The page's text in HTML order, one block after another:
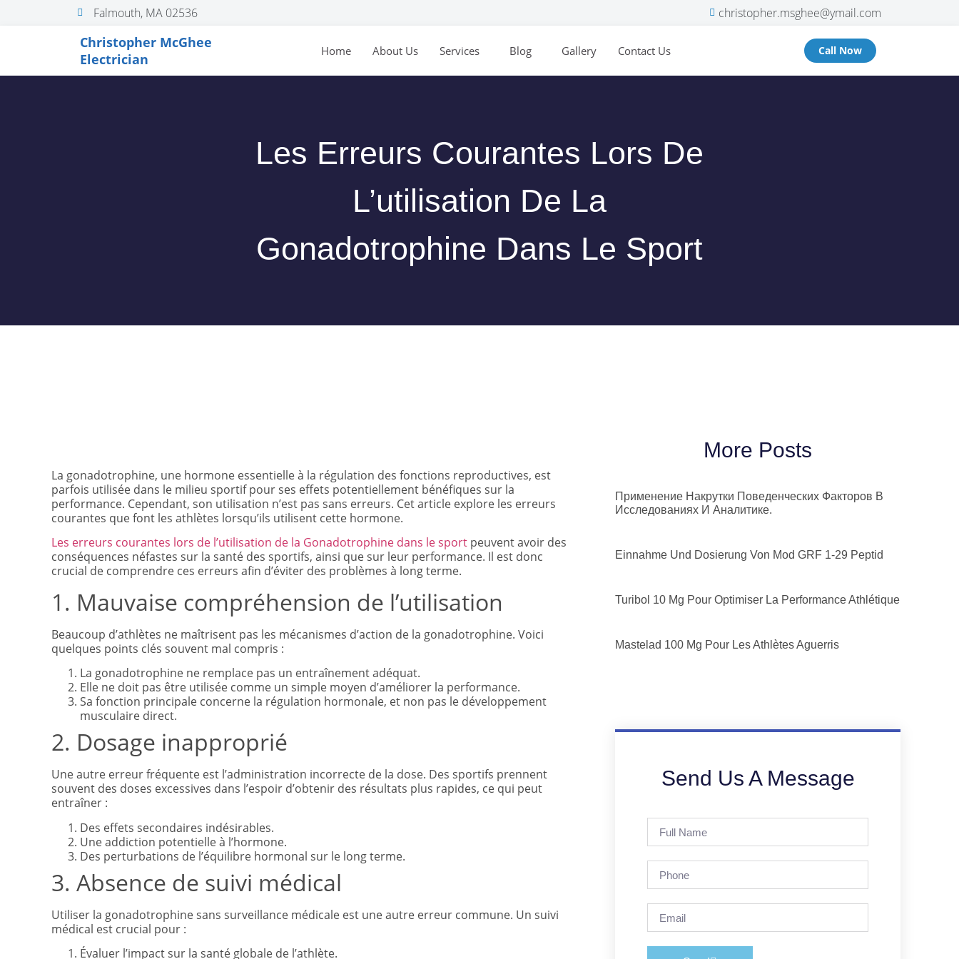
Falmouth, MA 02536 christopher.msghee@ymail.com
Christopher McGhee
Electrician
Home About Us Services Blog Gallery Contact Us Call Now
Les Erreurs Courantes Lors De
L’utilisation De La
Gonadotrophine Dans Le Sport
La gonadotrophine, une hormone essentielle à la régulation des fonctions reproductives, est
parfois utilisée dans le milieu sportif pour ses effets potentiellement bénéfiques sur la
performance. Cependant, son utilisation n’est pas sans erreurs. Cet article explore les erreurs
courantes que font les athlètes lorsqu’ils utilisent cette hormone.
Les erreurs courantes lors de l’utilisation de la Gonadotrophine dans le sport peuvent avoir des
conséquences néfastes sur la santé des sportifs, ainsi que sur leur performance. Il est donc
crucial de comprendre ces erreurs afin d’éviter des problèmes à long terme.
1. Mauvaise compréhension de l’utilisation
Beaucoup d’athlètes ne maîtrisent pas les mécanismes d’action de la gonadotrophine. Voici
quelques points clés souvent mal compris :
La gonadotrophine ne remplace pas un entraînement adéquat.
Elle ne doit pas être utilisée comme un simple moyen d’améliorer la performance.
Sa fonction principale concerne la régulation hormonale, et non pas le développement
musculaire direct.
2. Dosage inapproprié
Une autre erreur fréquente est l’administration incorrecte de la dose. Des sportifs prennent
souvent des doses excessives dans l’espoir d’obtenir des résultats plus rapides, ce qui peut
entraîner :
Des effets secondaires indésirables.
Une addiction potentielle à l’hormone.
Des perturbations de l’équilibre hormonal sur le long terme.
3. Absence de suivi médical
Utiliser la gonadotrophine sans surveillance médicale est une autre erreur commune. Un suivi
médical est crucial pour :
Évaluer l’impact sur la santé globale de l’athlète.
More Posts
Применение Накрутки Поведенческих Факторов В
Исследованиях И Аналитике.
Einnahme Und Dosierung Von Mod GRF 1-29 Peptid
Turibol 10 Mg Pour Optimiser La Performance Athlétique
Mastelad 100 Mg Pour Les Athlètes Aguerris
Send Us A Message